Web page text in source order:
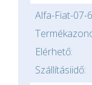
Alfa-Fiat-07-
Elérhető:
Szállításiidő: